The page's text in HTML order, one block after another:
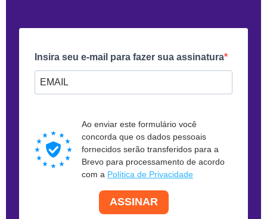
Insira seu e-mail para fazer sua assinatura
Ao enviar este formulário você
concorda que os dados pessoais
fornecidos serão transferidos para a
Brevo para processamento de acordo
com a Política de Privacidade
ASSINAR